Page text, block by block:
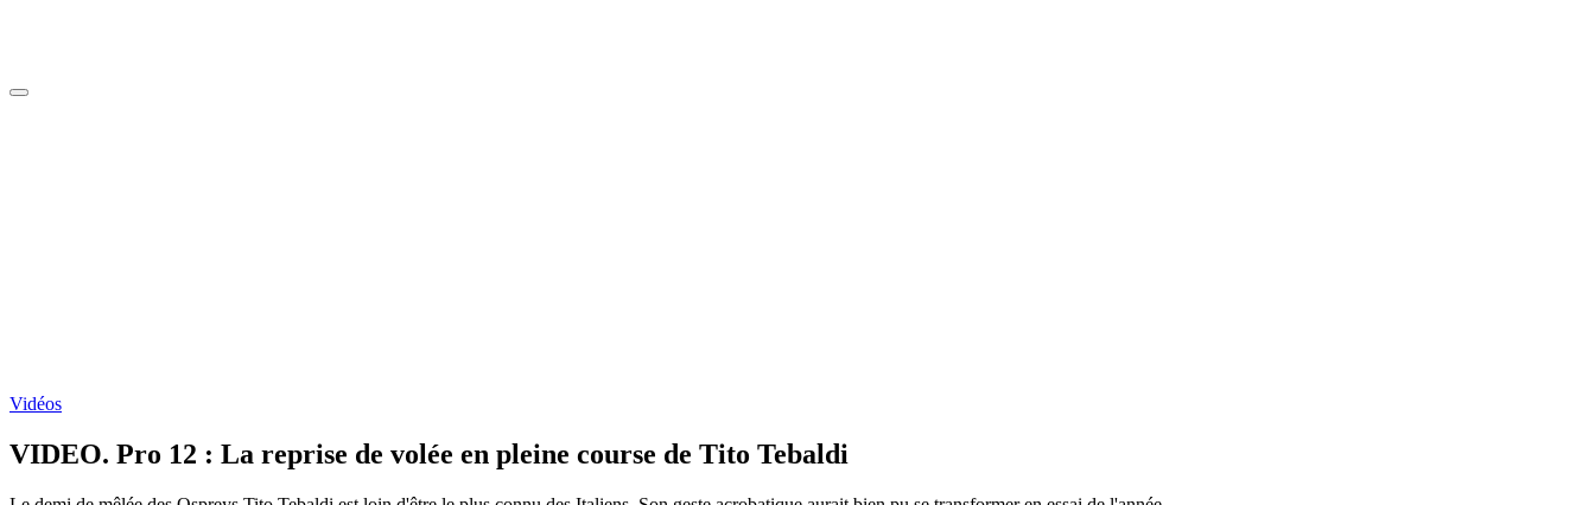
Vidéos
VIDEO. Pro 12 : La reprise de volée en pleine course de Tito Tebaldi